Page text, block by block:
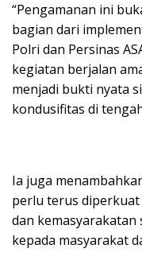
“Pengamanan ini
bagian dari
Polri dan Persinas
kegiatan berjalan
menjadi bukti nyata
kondusifitas di
Ia juga
perlu terus
dan
kepada masyarakat